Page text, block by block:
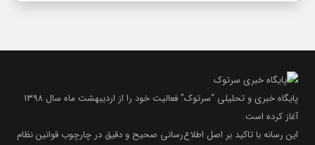
پایگاه خبری و تحلیلی “سرتوک” فعالیت خود را از اردیبهشت ماه سال ۱۳۹۸
آغاز کرده است.
این رسانه با تاکید بر اصل اطلاع‌رسانی صحیح و دقیق در چارچوب قوانین نظام